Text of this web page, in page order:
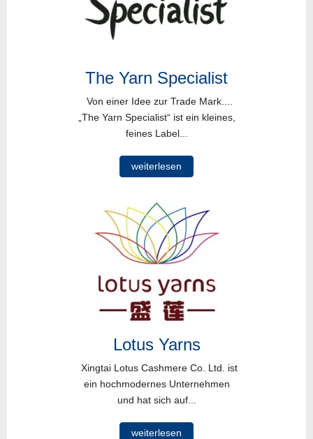
The Yarn Specialist
Von einer Idee zur Trade Mark....
„The Yarn Specialist“ ist ein kleines,
feines Label...
weiterlesen
Lotus Yarns
Xingtai Lotus Cashmere Co. Ltd. ist
ein hochmodernes Unternehmen
und hat sich auf...
weiterlesen